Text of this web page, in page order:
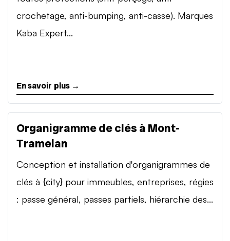
crochetage, anti-bumping, anti-casse). Marques
Kaba Expert...
En savoir plus →
Organigramme de clés à Mont-
Tramelan
Conception et installation d'organigrammes de
clés à {city} pour immeubles, entreprises, régies
: passe général, passes partiels, hiérarchie des...